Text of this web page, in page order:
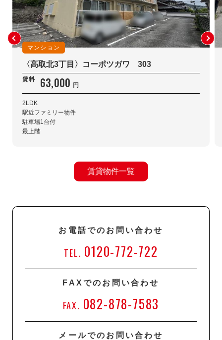
マンション
〈高取北3丁目〉コーポツガワ 303
賃料 63,000 円
2LDK
駅近ファミリー物件
駐車場1台付
最上階
賃貸物件一覧
お電話でのお問い合わせ
TEL. 0120-772-722
FAXでのお問い合わせ
FAX. 082-878-7583
メールでのお問い合わせ